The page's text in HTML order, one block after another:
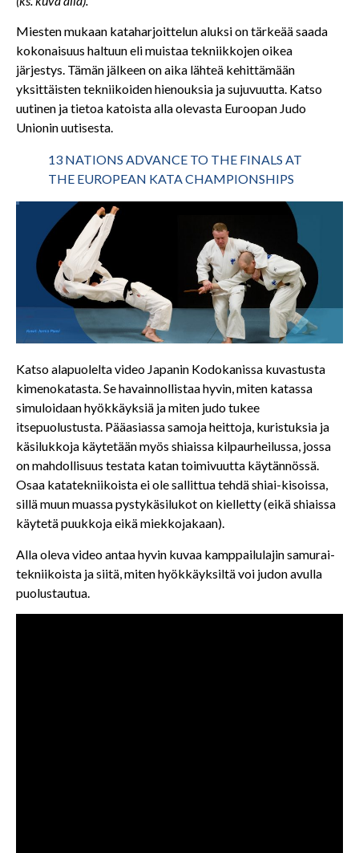
Miesten mukaan kataharjoittelun aluksi on tärkeää saada
kokonaisuus haltuun eli muistaa tekniikkojen oikea
järjestys. Tämän jälkeen on aika lähteä kehittämään
yksittäisten tekniikoiden hienouksia ja sujuvuutta. Katso
uutinen ja tietoa katoista alla olevasta Euroopan Judo
Unionin uutisesta.
13 NATIONS ADVANCE TO THE FINALS AT
THE EUROPEAN KATA CHAMPIONSHIPS
Katso alapuolelta video Japanin Kodokanissa kuvastusta
kimenokatasta. Se havainnollistaa hyvin, miten katassa
simuloidaan hyökkäyksiä ja miten judo tukee
itsepuolustusta. Pääasiassa samoja heittoja, kuristuksia ja
käsilukkoja käytetään myös shiaissa kilpaurheilussa, jossa
on mahdollisuus testata katan toimivuutta käytännössä.
Osaa katatekniikoista ei ole sallittua tehdä shiai-kisoissa,
sillä muun muassa pystykäsilukot on kielletty (eikä shiaissa
käytetä puukkoja eikä miekkojakaan).
Alla oleva video antaa hyvin kuvaa kamppailulajin samurai-
tekniikoista ja siitä, miten hyökkäyksiltä voi judon avulla
puolustautua.